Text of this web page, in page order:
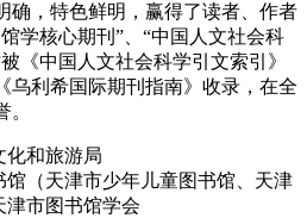
确，特色鲜明，赢得了读者、作者
学核心期刊”、“中国人文社会科
《中国人文社会科学引文索引》
乌利希国际期刊指南》收录，在全
化和旅游局
馆（天津市少年儿童图书馆、天津
津市图书馆学会